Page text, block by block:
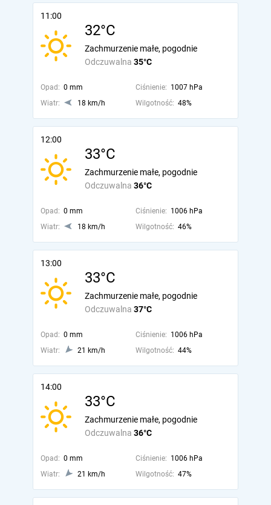
11:00
32°C
Odczuwalna 35°C
Zachmurzenie małe, pogodnie
Opad: 0 mm Ciśnienie: 1007 hPa
Wiatr:
18 km/h Wilgotność: 48%
12:00
33°C
Odczuwalna 36°C
Zachmurzenie małe, pogodnie
Opad: 0 mm Ciśnienie: 1006 hPa
Wiatr:
18 km/h Wilgotność: 46%
13:00
33°C
Odczuwalna 37°C
Zachmurzenie małe, pogodnie
Opad: 0 mm Ciśnienie: 1006 hPa
Wiatr:
21 km/h Wilgotność: 44%
14:00
33°C
Odczuwalna 36°C
Zachmurzenie małe, pogodnie
Opad: 0 mm Ciśnienie: 1006 hPa
Wiatr:
21 km/h Wilgotność: 47%